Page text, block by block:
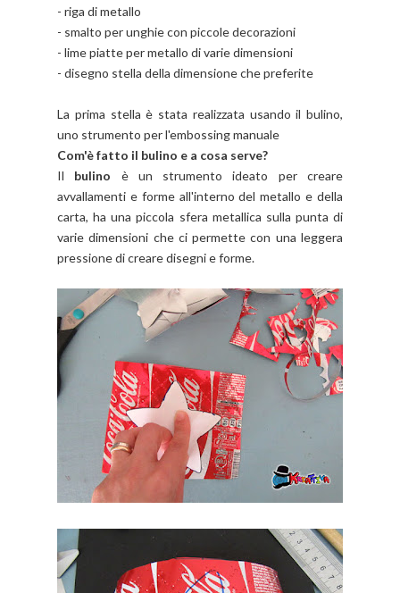
- riga di metallo
- smalto per unghie con piccole decorazioni
- lime piatte per metallo di varie dimensioni
- disegno stella della dimensione che preferite
La prima stella è stata realizzata usando il bulino,
uno strumento per l'embossing manuale
Com'è fatto il bulino e a cosa serve?
Il bulino è un strumento ideato per creare
avvallamenti e forme all'interno del metallo e della
carta, ha una piccola sfera metallica sulla punta di
varie dimensioni che ci permette con una leggera
pressione di creare disegni e forme.